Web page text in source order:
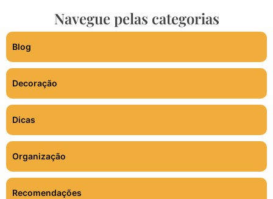
Navegue pelas categorias
Blog
Decoração
Dicas
Organização
Recomendações